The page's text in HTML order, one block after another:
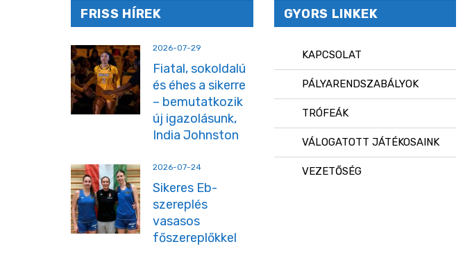
FRISS HÍREK
2026-07-29
Fiatal, sokoldalú
és éhes a sikerre
– bemutatkozik
új igazolásunk,
India Johnston
2026-07-24
Sikeres Eb-
szereplés
vasasos
főszereplőkkel
GYORS LINKEK
KAPCSOLAT
PÁLYARENDSZABÁLYOK
TRÓFEÁK
VÁLOGATOTT JÁTÉKOSAINK
VEZETŐSÉG